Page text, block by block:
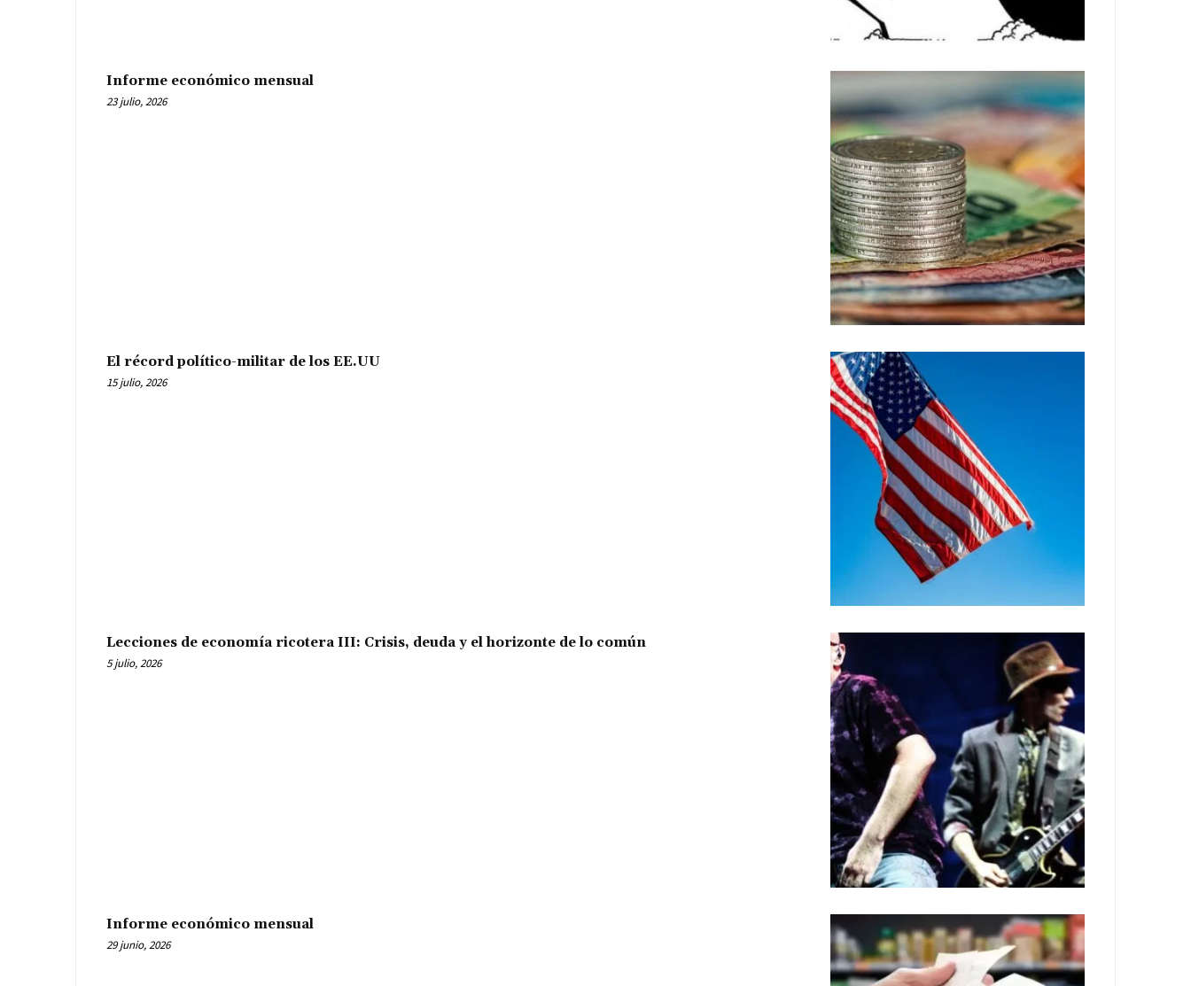
Informe económico mensual
23 julio, 2026
El récord político-militar de los EE.UU
15 julio, 2026
Lecciones de economía ricotera III: Crisis, deuda y el horizonte de lo común
5 julio, 2026
Informe económico mensual
29 junio, 2026